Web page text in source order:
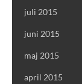
juli 2015
juni 2015
maj 2015
april 2015